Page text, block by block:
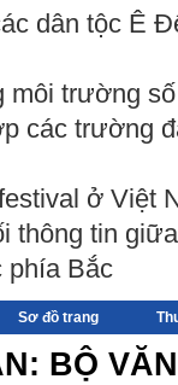
dân tộc Ê
môi trường
các trường
ở Việt
thông tin
phía Bắc
Sơ đồ trang
BỘ